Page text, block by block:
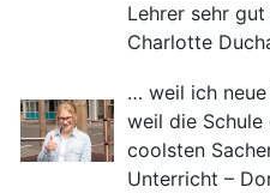
Lehrer sehr
Charlotte
… weil ich neue
weil die
coolsten
Unterricht –